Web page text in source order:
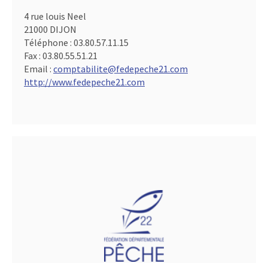
4 rue louis Neel
21000 DIJON
Téléphone : 03.80.57.11.15
Fax : 03.80.55.51.21
Email : comptabilite@fedepeche21.com
http://www.fedepeche21.com